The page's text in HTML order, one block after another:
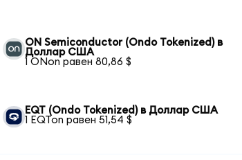
ON Semiconductor (Ondo Tokenized) в
Доллар США
1 ONon равен 80,86 $
EQT (Ondo Tokenized) в Доллар США
1 EQTon равен 51,54 $